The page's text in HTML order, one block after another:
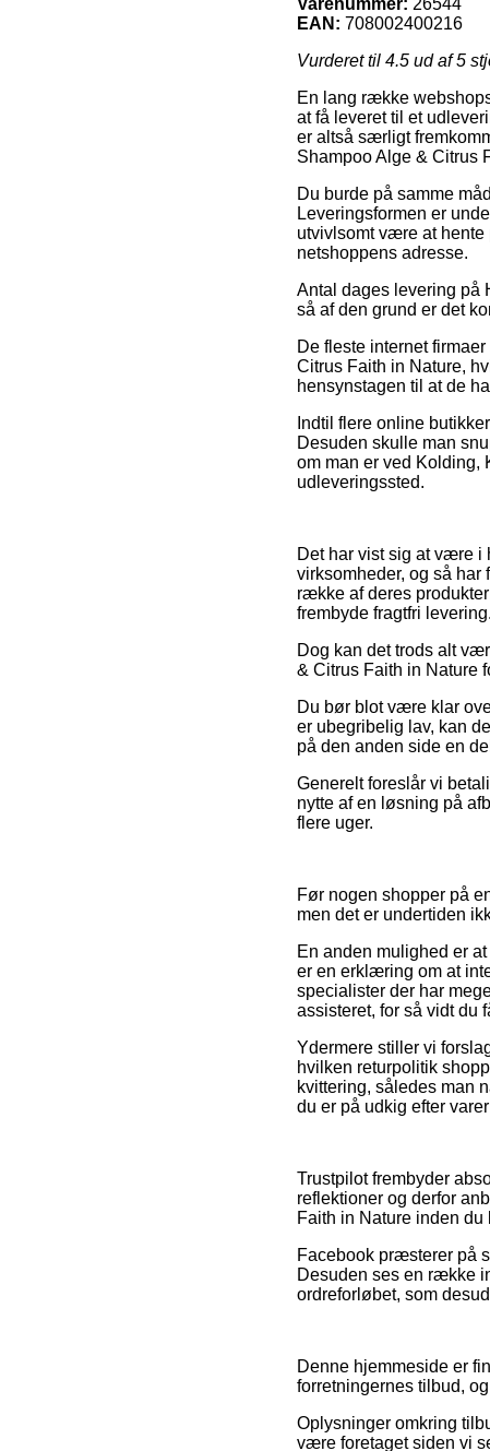
EAN: 708002400216
Vurderet til 4.5 ud af 5
En lang række
at få leveret til et
er altså særligt
Shampoo Alge & Citrus
Du burde på samme
Leveringsformen er
utvivlsomt være at hente
netshoppens adresse.
Antal dages levering på
så af den grund er det
De fleste internet
Citrus Faith in Nature,
hensynstagen til at de
Indtil flere online
Desuden skulle man
om man er ved Kolding,
udleveringssted.
Det har vist sig at være i
virksomheder, og så
række af deres
frembyde fragtfri levering.
Dog kan det trods alt
& Citrus Faith in Nature
Du bør blot være klar
er ubegribelig lav, kan
på den anden side en
Generelt foreslår vi
nytte af en løsning på
flere uger.
Før nogen shopper på
men det er undertiden
En anden mulighed er
er en erklæring om at
specialister der har
assisteret, for så vidt du
Ydermere stiller vi
hvilken returpolitik
kvittering, således man
du er på udkig efter
Trustpilot frembyder
reflektioner og derfor
Faith in Nature inden
Facebook præsterer på
Desuden ses en række
ordreforløbet, som
Denne hjemmeside er
forretningernes tilbud,
Oplysninger omkring
være foretaget siden vi